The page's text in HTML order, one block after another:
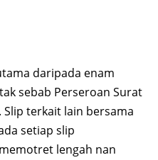
daripada enam
sebab Perseroan Surat
Slip terkait lain bersama
setiap slip
lengah nan